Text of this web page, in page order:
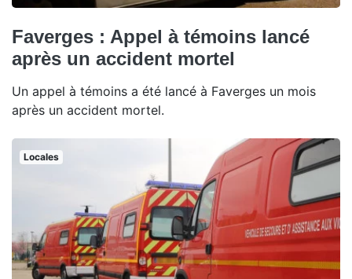
Faverges : Appel à témoins lancé
après un accident mortel
Un appel à témoins a été lancé à Faverges un mois
après un accident mortel.
Locales